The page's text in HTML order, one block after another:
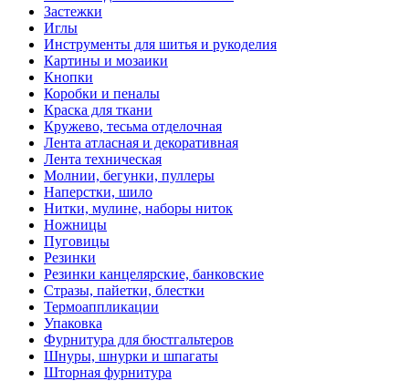
Застежки
Иглы
Инструменты для шитья и рукоделия
Картины и мозаики
Кнопки
Коробки и пеналы
Краска для ткани
Кружево, тесьма отделочная
Лента атласная и декоративная
Лента техническая
Молнии, бегунки, пуллеры
Наперстки, шило
Нитки, мулине, наборы ниток
Ножницы
Пуговицы
Резинки
Резинки канцелярские, банковские
Стразы, пайетки, блестки
Термоаппликации
Упаковка
Фурнитура для бюстгальтеров
Шнуры, шнурки и шпагаты
Шторная фурнитура